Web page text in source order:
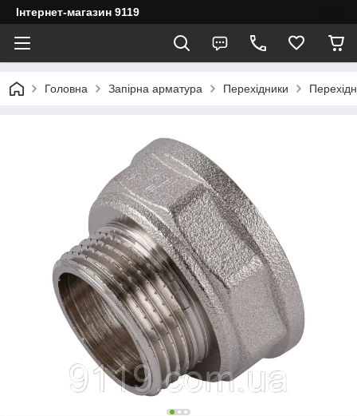
Інтернет-магазин 9119
Головна Запірна арматура Перехідники